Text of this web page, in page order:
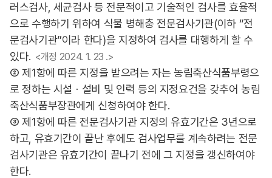
러스검사, 세균검사 등 전문적이고 기술적인 검사를 효율적
으로 수행하기 위하여 식물 병해충 전문검사기관(이하 “전
문검사기관”이라 한다)을 지정하여 검사를 대행하게 할 수
있다. <개정 2024. 1. 23 .>
② 제1항에 따른 지정을 받으려는 자는 농림축산식품부령으
로 정하는 시설ㆍ설비 및 인력 등의 지정요건을 갖추어 농림
축산식품부장관에게 신청하여야 한다.
③ 제1항에 따른 전문검사기관 지정의 유효기간은 3년으로
하고, 유효기간이 끝난 후에도 검사업무를 계속하려는 전문
검사기관은 유효기간이 끝나기 전에 그 지정을 갱신하여야
한다.